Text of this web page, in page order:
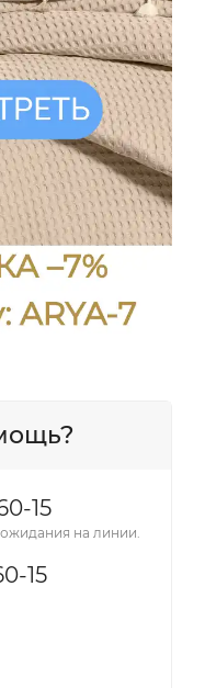
15
на линии.
15